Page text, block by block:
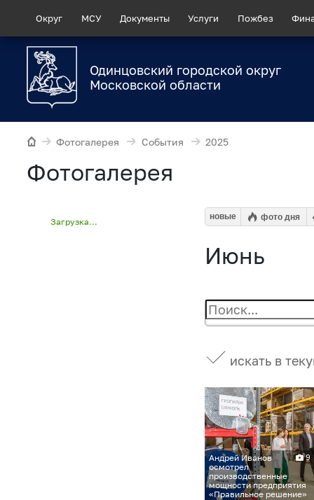
Округ МСУ Документы Услуги Пожбез
Одинцовский городской округ
Московской области
Фотогалерея События 2025
Фотогалерея
Загрузка...
новые фото дня
Июнь
искать в
9
Андрей Иванов
осмотрел
производственные
мощности предприятия
«Правильное решение»